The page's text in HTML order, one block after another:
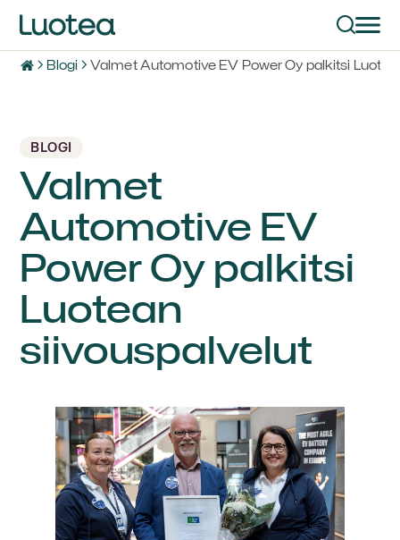
Blogi Valmet Automotive EV Power Oy palkitsi
BLOGI
Valmet
Automotive EV
Power Oy palkitsi
Luotean
siivouspalvelut